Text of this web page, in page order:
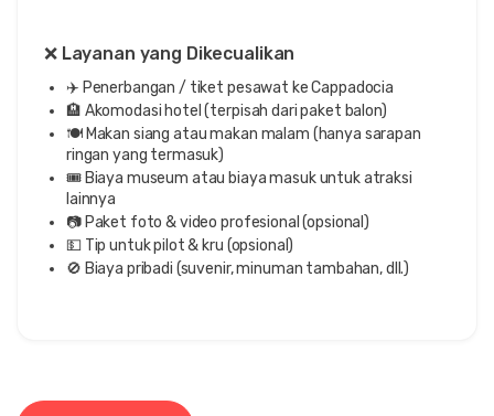
❌ Layanan yang Dikecualikan
✈️ Penerbangan / tiket pesawat ke Cappadocia
🏨 Akomodasi hotel (terpisah dari paket balon)
🍽️ Makan siang atau makan malam (hanya sarapan
ringan yang termasuk)
🎟️ Biaya museum atau biaya masuk untuk atraksi
lainnya
📷 Paket foto & video profesional (opsional)
💵 Tip untuk pilot & kru (opsional)
🚫 Biaya pribadi (suvenir, minuman tambahan, dll.)